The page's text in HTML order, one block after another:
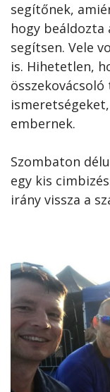
segítőnek,
hogy beáldozta
segítsen. Vele
is. Hihetetlen,
embernek.
Szombaton
egy kis
irány vissza a